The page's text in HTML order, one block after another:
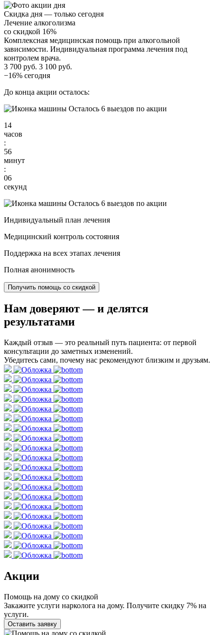
Скидка дня — только сегодня
Лечение алкоголизма
со скидкой 16%
Комплексная медицинская помощь при алкогольной
зависимости. Индивидуальная программа лечения под
контролем врача.
3 700 руб. 3 100 руб.
−16% сегодня
До конца акции осталось:
Осталось 6 выездов по акции
14
часов
:
56
минут
:
06
секунд
Осталось 6 выездов по акции
Индивидуальный план лечения
Медицинский контроль состояния
Поддержка на всех этапах лечения
Полная анонимность
Получить помощь со скидкой
Нам доверяют— и делятся
результатами
Каждый отзыв — это реальный путь пациента: от первой
консультации до заметных изменений.
Убедитесь сами, почему нас рекомендуют близким и друзьям.
Акции
Помощь на дому со скидкой
Закажите услуги нарколога на дому. Получите скидку 7% на
услуги.
Оставить заявку